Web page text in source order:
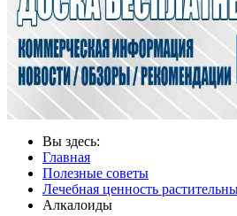
Вы здесь:
Главная
Полезные советы
Лечебная ценность
Алкалоиды